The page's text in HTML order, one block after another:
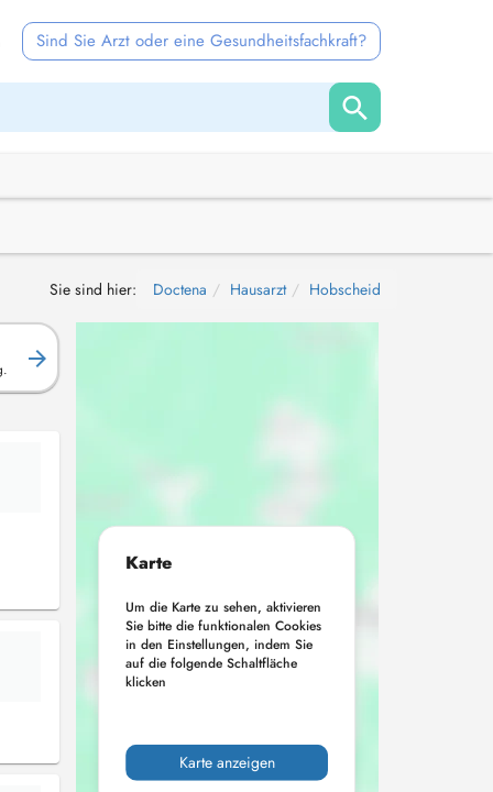
Sind Sie Arzt oder eine Gesundheitsfachkraft?
Sie sind hier: Doctena Hausarzt Hobscheid
Karte
Um die Karte zu sehen, aktivieren
Sie bitte die funktionalen Cookies
in den Einstellungen, indem Sie
auf die folgende Schaltfläche
klicken
Karte anzeigen